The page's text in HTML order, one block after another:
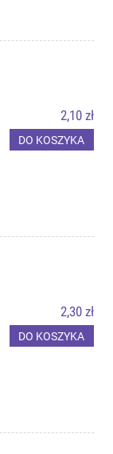
2,10 zł
DO KOSZYKA
2,30 zł
DO KOSZYKA